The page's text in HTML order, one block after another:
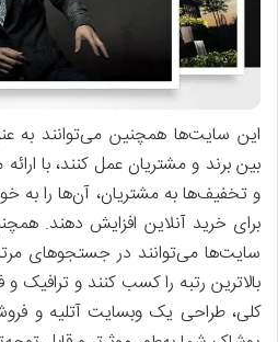
این سایت‌ها همچنین می‌توانند به
بین برند و مشتریان عمل کنند، با
و تخفیف‌ها به مشتریان، آن‌ها را به
سایت‌ها می‌توانند در جستجوهای
بالاترین رتبه را کسب کنند و ترافیک
کلی، طراحی یک وبسایت آتلیه و